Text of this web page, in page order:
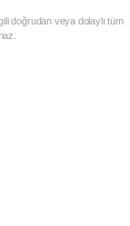
doğrudan veya dolaylı tüm